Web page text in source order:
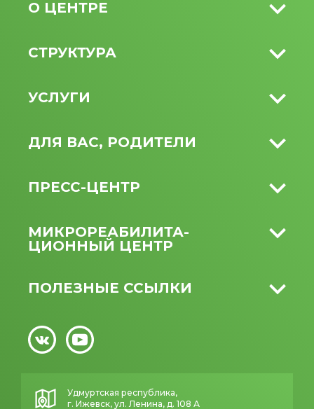
О ЦЕНТРЕ
СТРУКТУРА
УСЛУГИ
ДЛЯ ВАС, РОДИТЕЛИ
ПРЕСС-ЦЕНТР
МИКРО­РЕАБИЛИТА­
ЦИОННЫЙ ЦЕНТР
ПОЛЕЗНЫЕ ССЫЛКИ
Удмуртская республика,
г. Ижевск, ул. Ленина, д. 108 А